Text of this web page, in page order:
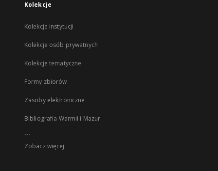
Kolekcje
Kolekcje instytucji
Kolekcje osób prywatnych
Kolekcje tematyczne
Formy zbiorów
Zasoby elektroniczne
Bibliografia Warmii i Mazur
...
Zobacz więcej